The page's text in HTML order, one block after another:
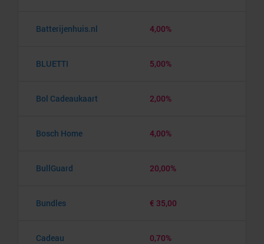
Batterijenhuis.nl 4,00%
BLUETTI 5,00%
Bol Cadeaukaart 2,00%
Bosch Home 4,00%
BullGuard 20,00%
Bundles € 35,00
Cadeau 0,70%